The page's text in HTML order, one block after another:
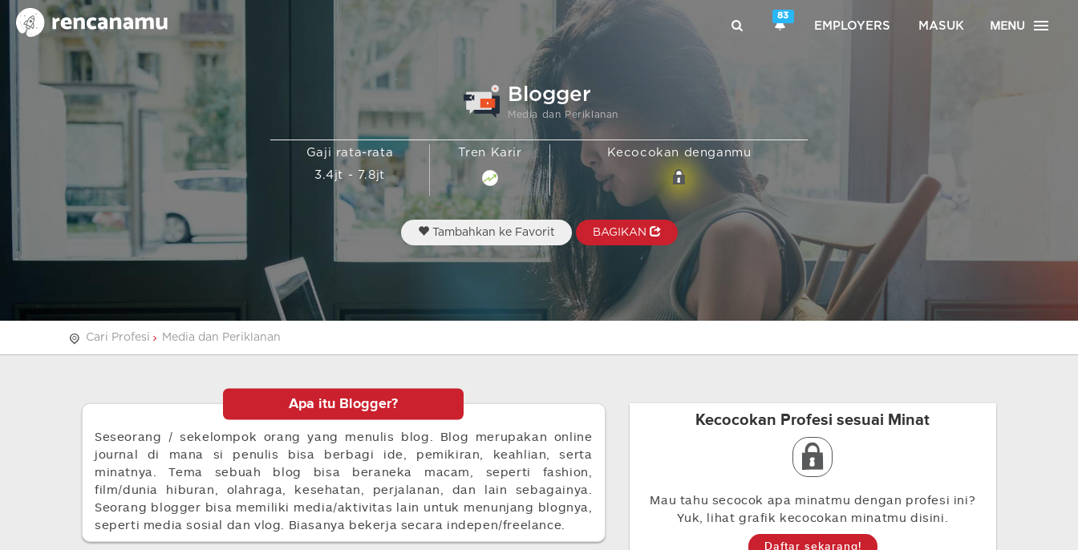
83
EMPLOYERS MASUK MENU
Blogger
Media dan Periklanan
Gaji rata-rata
3.4jt - 7.8jt
Tren Karir Kecocokan denganmu
Tambahkan ke Favorit BAGIKAN
Cari Profesi Media dan Periklanan
Kecocokan Profesi sesuai Minat
Mau tahu secocok apa minatmu dengan profesi ini?
Yuk, lihat grafik kecocokan minatmu disini.
Daftar sekarang!
Apa itu Blogger?
Seseorang / sekelompok orang yang menulis blog. Blog merupakan online
journal di mana si penulis bisa berbagi ide, pemikiran, keahlian, serta
minatnya. Tema sebuah blog bisa beraneka macam, seperti fashion,
film/dunia hiburan, olahraga, kesehatan, perjalanan, dan lain sebagainya.
Seorang blogger bisa memiliki media/aktivitas lain untuk menunjang blognya,
seperti media sosial dan vlog. Biasanya bekerja secara indepen/freelance.